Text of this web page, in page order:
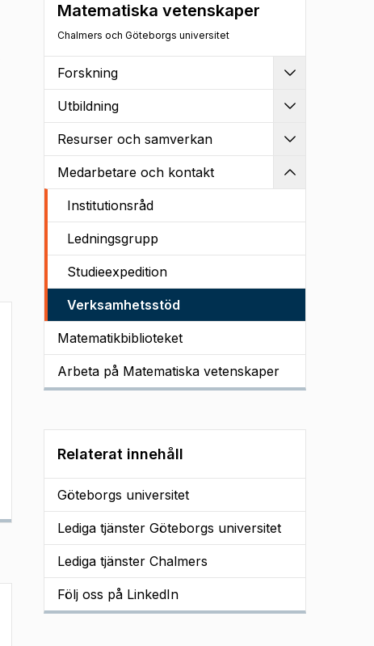
Matematiska vetenskaper
Chalmers och Göteborgs universitet
Forskning
Utbildning
Resurser och samverkan
Medarbetare och kontakt
Institutionsråd
Ledningsgrupp
Studieexpedition
Verksamhetsstöd
Matematikbiblioteket
Arbeta på Matematiska vetenskaper
Relaterat innehåll
Göteborgs universitet
Lediga tjänster Göteborgs universitet
Lediga tjänster Chalmers
Följ oss på LinkedIn